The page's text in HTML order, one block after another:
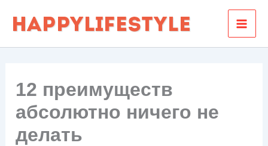
12 преимуществ
абсолютно ничего не
делать